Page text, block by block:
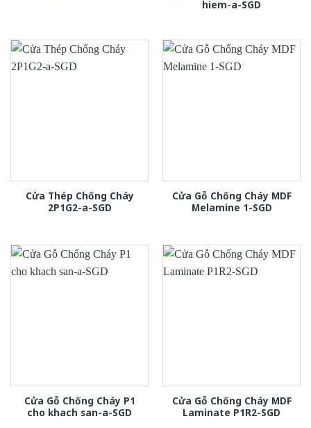
hiem-a-SGD
Cửa Thép Chống Cháy
2P1G2-a-SGD
Cửa Gỗ Chống Cháy MDF
Melamine 1-SGD
Cửa Gỗ Chống Cháy P1
cho khach san-a-SGD
Cửa Gỗ Chống Cháy MDF
Laminate P1R2-SGD